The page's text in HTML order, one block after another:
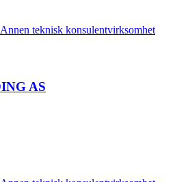
teknisk konsulentvirksomhet
AS